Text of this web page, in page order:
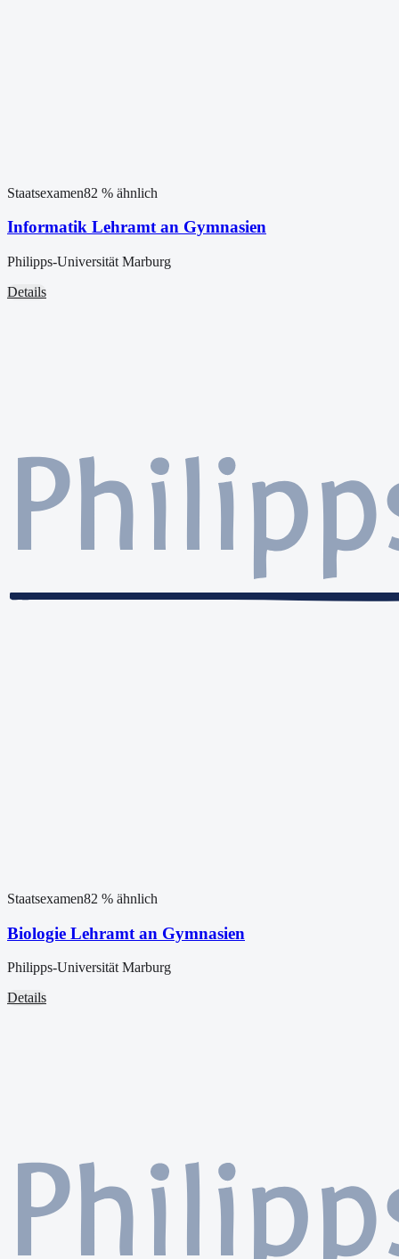
Staatsexamen82 % ähnlich
Informatik Lehramt an Gymnasien
Philipps-Universität Marburg
Details
Staatsexamen82 % ähnlich
Biologie Lehramt an Gymnasien
Philipps-Universität Marburg
Details